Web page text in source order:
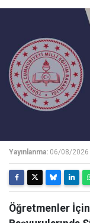
Yayınlanma: 06/08/2026
Öğretmenler İçin